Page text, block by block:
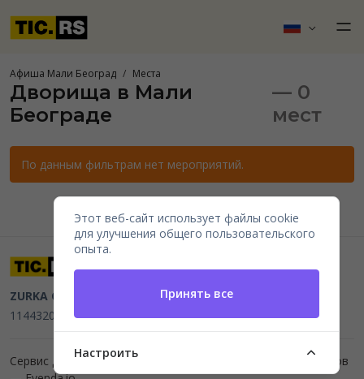
Афиша Мали Београд Места
Дворища в Мали
Београде
— 0
мест
По данным фильтрам нет мероприятий.
ZURKA CE BITI DOO Beograd, Kraljice Natalije 11
114432064, MB 22023195,mail@tic.rs, +381 63 173 3142
Сервис для организаторов мероприятий и продажи билетов
Этот веб-сайт использует файлы cookie
для улучшения общего пользовательского
опыта.
Принять все
Настроить